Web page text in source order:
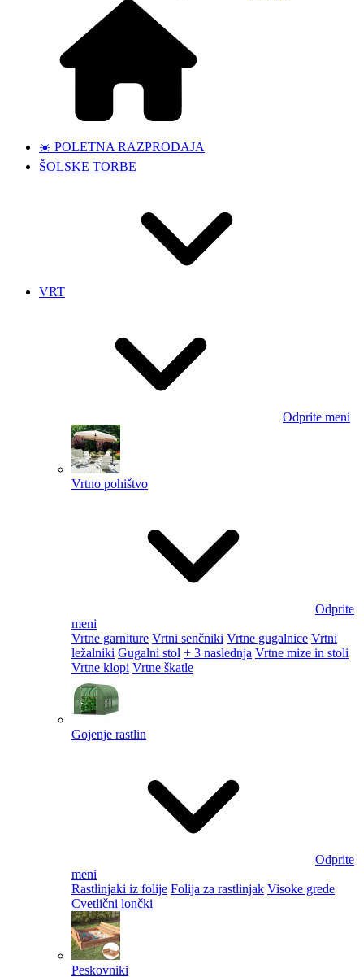
☀️ POLETNA RAZPRODAJA
ŠOLSKE TORBE
VRT
Odprite meni
Vrtno pohištvo
Odprite
meni
Vrtne garniture Vrtni senčniki Vrtne gugalnice Vrtni
ležalniki Gugalni stol + 3 naslednja Vrtne mize in stoli
Vrtne klopi Vrtne škatle
Gojenje rastlin
Odprite
meni
Rastlinjaki iz folije Folija za rastlinjak Visoke grede
Cvetlični lončki
Peskovniki